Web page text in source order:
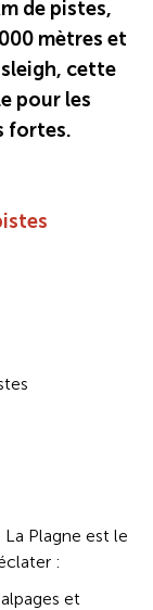
de pistes,
mètres et
cette
pour les
fortes.
Plagne est le
:
et